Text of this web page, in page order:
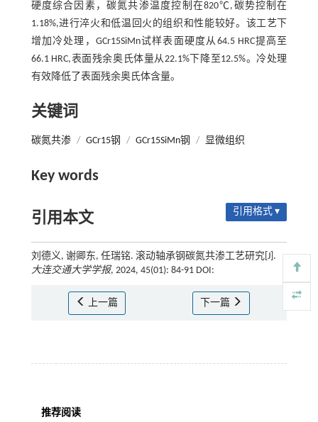
硬度综合因素，碳氮共渗温度控制在820℃,碳势控制在
1.18%,进行淬火和低温回火的组织和性能较好。该工艺下
增加冷处理，GCr15SiMn试样表面硬度从64.5 HRC提高至
66.1 HRC,表面残余奥氏体量从22.1%下降至12.5%。冷处理
有效降低了表面残余奥氏体含量。
关键词
碳氮共渗 / GCr15钢 / GCr15SiMn钢 / 显微组织
Key words
引用本文 引用格式 ▾
刘德义, 谢卿东, 任瑞铭. 滚动轴承钢碳氮共渗工艺研究[J].
大连交通大学学报, 2024, 45(01): 84-91 DOI:
上一篇 下一篇